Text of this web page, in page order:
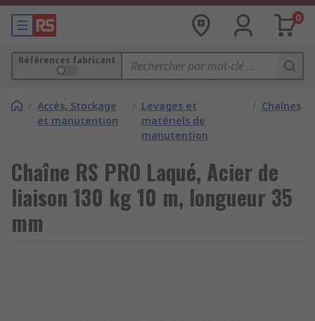
0
Références fabricant
/ Accès, Stockage
et manutention
/ Levages et
matériels de
manutention
/ Chaînes
Chaîne RS PRO Laqué, Acier de
liaison 130 kg 10 m, longueur 35
mm